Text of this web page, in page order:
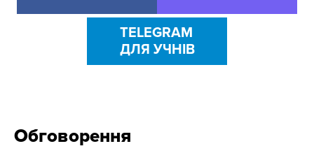
TELEGRAM
ДЛЯ УЧНІВ
Обговорення